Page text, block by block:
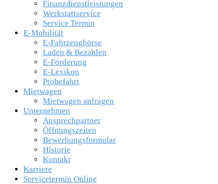
Finanzdienstleistungen
Werkstattservice
Service Termin
E-Mobilität
E-Fahrzeugbörse
Laden & Bezahlen
E-Förderung
E-Lexikon
Probefahrt
Mietwagen
Mietwagen anfragen
Unternehmen
Ansprechpartner
Öffnungszeiten
Bewerbungsformular
Historie
Kontakt
Karriere
Servicetermin Online